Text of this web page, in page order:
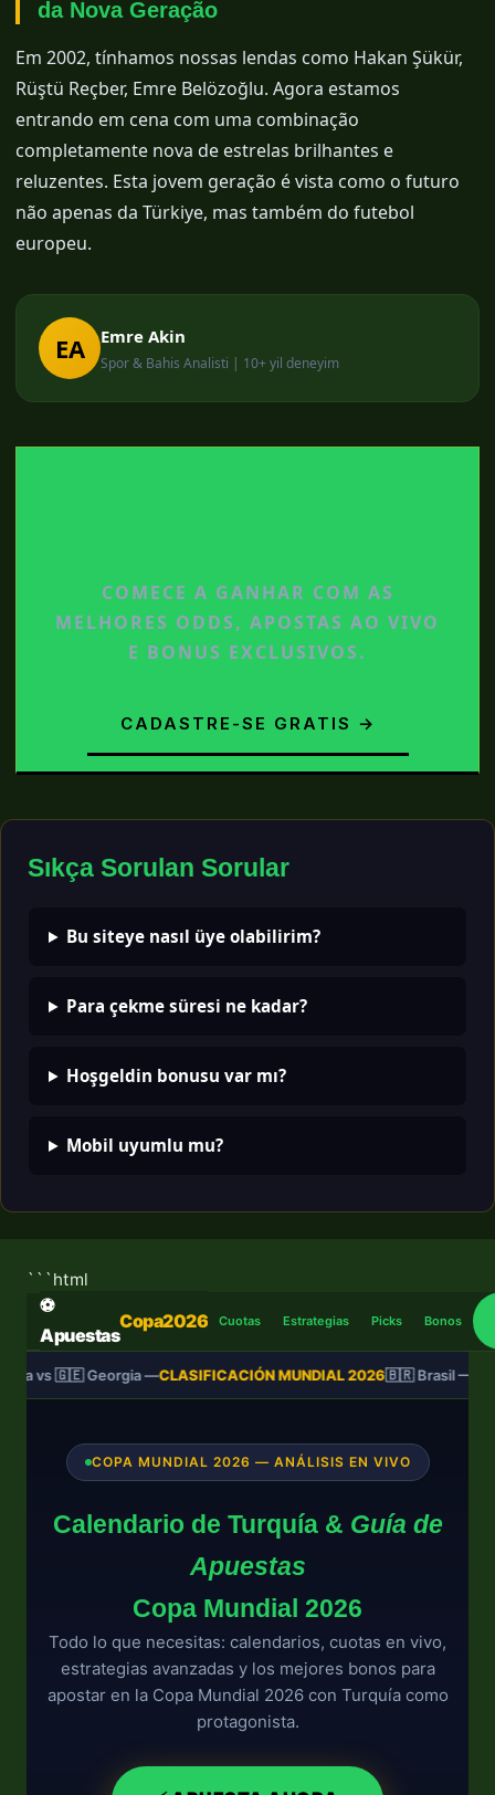
da Nova Geração
Em 2002, tínhamos nossas lendas como Hakan Şükür,
Rüştü Reçber, Emre Belözoğlu. Agora estamos
entrando em cena com uma combinação
completamente nova de estrelas brilhantes e
reluzentes. Esta jovem geração é vista como o futuro
não apenas da Türkiye, mas também do futebol
europeu.
EA Emre Akin
Spor & Bahis Analisti | 10+ yil deneyim
COMECE A GANHAR COM AS
MELHORES ODDS, APOSTAS AO VIVO
E BONUS EXCLUSIVOS.
CADASTRE-SE GRATIS →
Sıkça Sorulan Sorular
Bu siteye nasıl üye olabilirim?
Para çekme süresi ne kadar?
Hoşgeldin bonusu var mı?
Mobil uyumlu mu?
```html
⚽
Apuestas
Copa2026 Cuotas Estrategias Picks Bonos
vs 🇬🇪 Georgia —CLASIFICACIÓN MUNDIAL 2026🇧🇷 Brasil —
🇹🇷
🏟️
COPA MUNDIAL 2026 — ANÁLISIS EN VIVO
Calendario de Turquía & Guía de
Apuestas
Copa Mundial 2026
Todo lo que necesitas: calendarios, cuotas en vivo,
estrategias avanzadas y los mejores bonos para
apostar en la Copa Mundial 2026 con Turquía como
protagonista.